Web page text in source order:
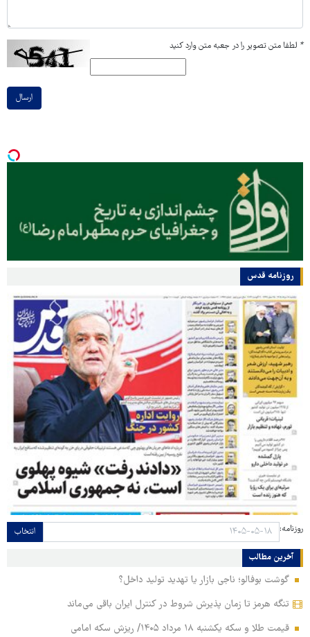
* لطفا متن تصویر را در جعبه متن وارد کنید
ارسال
روزنامه قدس
روزنامه: انتخاب
آخرین مطالب
گوشت بوفالو؛ ناجی بازار یا تهدید تولید داخل؟
تنگه هرمز تا زمان پذیرش شروط در کنترل ایران باقی می‌ماند
قیمت طلا و سکه یکشنبه ۱۸ مرداد ۱۴۰۵/ ریزش سکه امامی